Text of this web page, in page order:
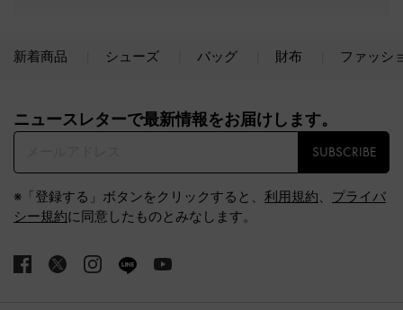
新着商品 シューズ バッグ 財布 ファッシ
ニュースレターで最新情報をお届けします。​
SUBSCRIBE
※「登録する」ボタンをクリックすると、 利用規約、 プライバ
シー規約に同意したものとみなします。